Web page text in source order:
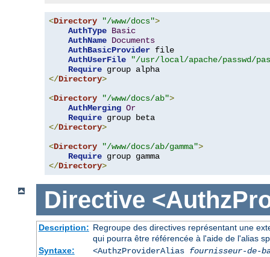
<Directory "/www/docs">
AuthType Basic
AuthName Documents
AuthBasicProvider file
AuthUserFile
"/usr/local/apache/passwd/
Require
</Directory>
<Directory "/www/docs/ab">
AuthMerging Or
Require
</Directory>
<Directory "/www/docs/ab/gamma">
Require
</Directory>
Directive
Description: Regroupe des directives représentant une
qui pourra être référencée à l'aide de l'alias
Syntaxe:
<AuthzProviderAlias fournisseur-de-